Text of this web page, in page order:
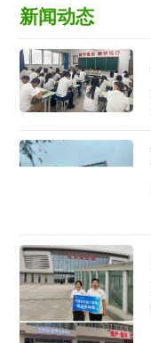
新闻动态